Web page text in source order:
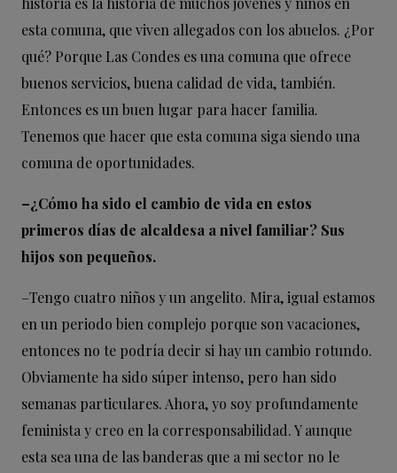
esta comuna, que viven allegados con los abuelos. ¿Por
qué? Porque Las Condes es una comuna que ofrece
buenos servicios, buena calidad de vida, también.
Entonces es un buen lugar para hacer familia.
Tenemos que hacer que esta comuna siga siendo una
comuna de oportunidades.
–¿Cómo ha sido el cambio de vida en estos
primeros días de alcaldesa a nivel familiar? Sus
hijos son pequeños.
–Tengo cuatro niños y un angelito. Mira, igual estamos
en un periodo bien complejo porque son vacaciones,
entonces no te podría decir si hay un cambio rotundo.
Obviamente ha sido súper intenso, pero han sido
semanas particulares. Ahora, yo soy profundamente
feminista y creo en la corresponsabilidad. Y aunque
esta sea una de las banderas que a mi sector no le